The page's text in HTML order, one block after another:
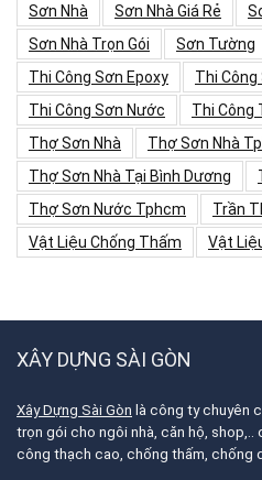
Sơn Nhà Sơn Nhà Giá Rẻ
Sơn Nhà Trọn Gói
Sơn Tường
Thi Công Sơn Epoxy
Thi Công
Thi Công Sơn Nước
Thi Công
Thợ Sơn Nhà
Thợ Sơn Nhà
Thợ Sơn Nhà Tại Bình Dương
Thợ Sơn Nước Tphcm
Trần
Vật Liệu Chống Thấm
Vật
XÂY DỰNG SÀI GÒN
Xây Dựng Sài Gòn là công ty chuyên
trọn gói cho ngôi nhà, căn hộ, shop,..
công thạch cao, chống thấm, chống